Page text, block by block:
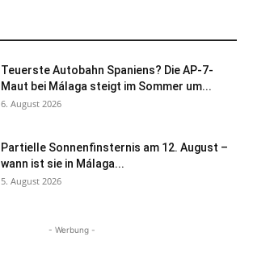
Teuerste Autobahn Spaniens? Die AP-7-
Maut bei Málaga steigt im Sommer um...
6. August 2026
Partielle Sonnenfinsternis am 12. August –
wann ist sie in Málaga...
5. August 2026
- Werbung -